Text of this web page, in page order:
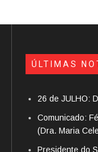
ÚLTIMAS
26 de JULHO:
Comunicado:
(Dra. Maria
Presidente do